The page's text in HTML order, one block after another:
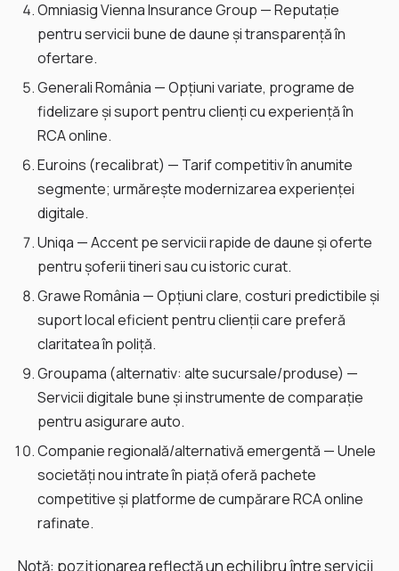
Omniasig Vienna Insurance Group — Reputație
pentru servicii bune de daune și transparență în
ofertare.
Generali România — Opțiuni variate, programe de
fidelizare și suport pentru clienți cu experiență în
RCA online.
Euroins (recalibrat) — Tarif competitiv în anumite
segmente; urmărește modernizarea experienței
digitale.
Uniqa — Accent pe servicii rapide de daune și oferte
pentru șoferii tineri sau cu istoric curat.
Grawe România — Opțiuni clare, costuri predictibile și
suport local eficient pentru clienții care preferă
claritatea în poliță.
Groupama (alternativ: alte sucursale/produse) —
Servicii digitale bune și instrumente de comparație
pentru asigurare auto.
Companie regională/alternativă emergentă — Unele
societăți nou intrate în piață oferă pachete
competitive și platforme de cumpărare RCA online
rafinate.
Notă: poziționarea reflectă un echilibru între servicii